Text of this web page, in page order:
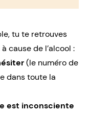
tu te retrouves
cause de l’alcool :
(le numéro de
dans toute la
est inconsciente